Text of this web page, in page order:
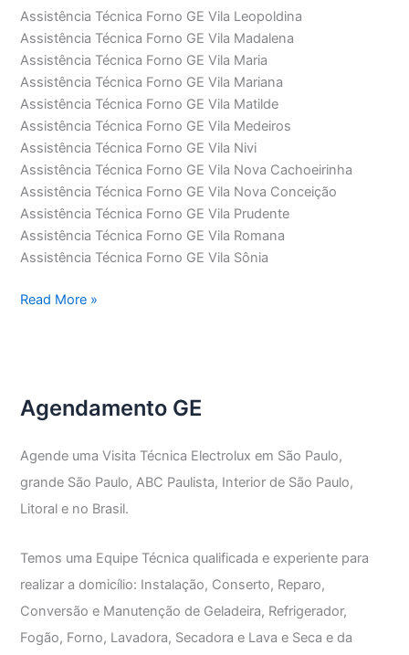
Assistência Técnica Forno GE Vila Leopoldina
Assistência Técnica Forno GE Vila Madalena
Assistência Técnica Forno GE Vila Maria
Assistência Técnica Forno GE Vila Mariana
Assistência Técnica Forno GE Vila Matilde
Assistência Técnica Forno GE Vila Medeiros
Assistência Técnica Forno GE Vila Nivi
Assistência Técnica Forno GE Vila Nova Cachoeirinha
Assistência Técnica Forno GE Vila Nova Conceição
Assistência Técnica Forno GE Vila Prudente
Assistência Técnica Forno GE Vila Romana
Assistência Técnica Forno GE Vila Sônia
Assistência
Read More »
Agendamento GE
Agende uma Visita Técnica Electrolux em São Paulo,
grande São Paulo, ABC Paulista, Interior de São Paulo,
Litoral e no Brasil.
Temos uma Equipe Técnica qualificada e experiente para
realizar a domicílio: Instalação, Conserto, Reparo,
Conversão e Manutenção de Geladeira, Refrigerador,
Fogão, Forno, Lavadora, Secadora e Lava e Seca e da